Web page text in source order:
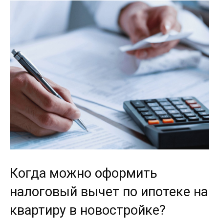
Когда можно оформить
налоговый вычет по ипотеке на
квартиру в новостройке?